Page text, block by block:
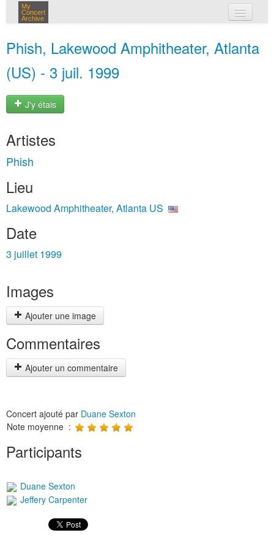
My
Concert
Archive
Phish, Lakewood Amphitheater, Atlanta
(US) - 3 juil. 1999
J'y étais
Artistes
Phish
Lieu
Lakewood Amphitheater, Atlanta US
Date
3 juillet 1999
Images
Ajouter une image
Commentaires
Ajouter un commentaire
Concert ajouté par Duane Sexton
Note moyenne :
Participants
Duane Sexton
Jeffery Carpenter